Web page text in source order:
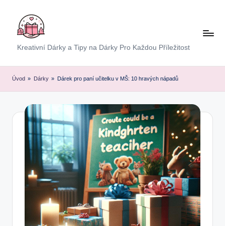
content
E
x
p
e
Kreativní Dárky a Tipy na Dárky Pro Každou Příležitost
Úvod » Dárky » Dárek pro paní učitelku v MŠ: 10 hravých nápadů